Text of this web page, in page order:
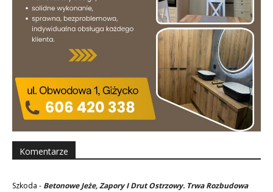
Komentarze
Szkoda - Betonowe Jeże, Zapory I Drut Ostrzowy. Trwa Rozbudowa